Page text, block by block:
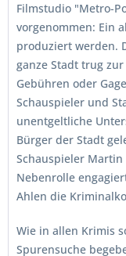
Filmstudio "Metro-
vorgenommen: Ein
produziert werden.
ganze Stadt trug
Gebühren oder
Schauspieler und
unentgeltliche
Bürger der Stadt
Schauspieler
Nebenrolle
Ahlen die
Wie in allen Krimis
Spurensuche